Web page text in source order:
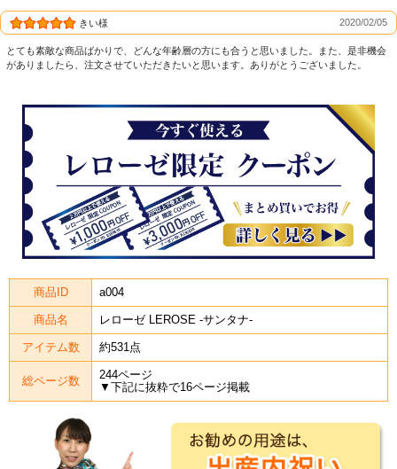
きい様 2020/02/05
とても素敵な商品ばかりで、どんな年齢層の方にも合うと思いました。また、是非機会
がありましたら、注文させていただきたいと思います。ありがとうございました。
商品ID a004
商品名 レローゼ LEROSE -サンタナ-
アイテム数 約531点
総ページ数
244ページ
▼下記に抜粋で16ページ掲載